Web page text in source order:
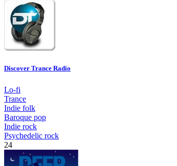
Discover Trance Radio
Lo-fi
Trance
Indie folk
Baroque pop
Indie rock
Psychedelic rock
24